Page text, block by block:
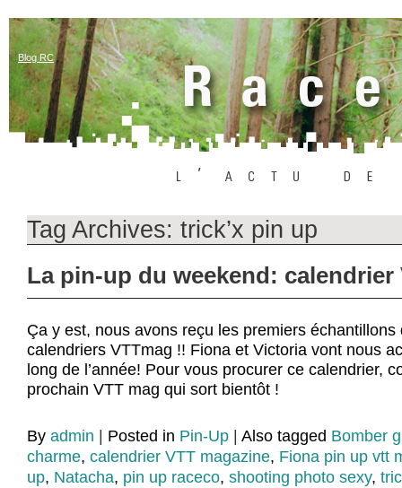
Blog RC
Tag Archives: trick’x pin up
La pin-up du weekend: calendrier
Ça y est, nous avons reçu les premiers échantillons
calendriers VTTmag !! Fiona et Victoria vont nous
long de l’année! Pour vous procurer ce calendrier,
prochain VTT mag qui sort bientôt !
By admin Posted in Pin-Up Also tagged Bomber
charme, calendrier VTT magazine, Fiona pin up vtt
up, Natacha, pin up raceco, shooting photo sexy,